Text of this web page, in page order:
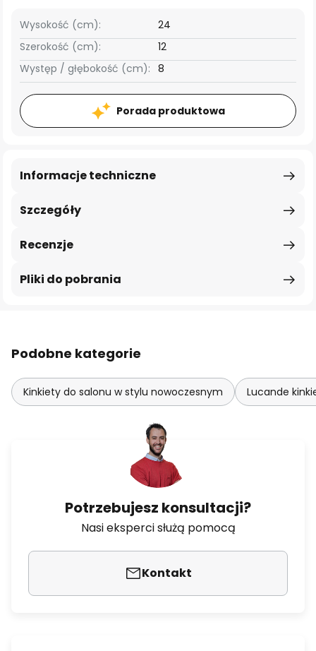
Szerokość (cm): 12
Wysokość (cm): 24
Występ / głębokość (cm): 8
Porada produktowa
Szczegóły
Informacje techniczne
Recenzje
Pliki do pobrania
Podobne kategorie
Kinkiety do salonu w stylu nowoczesnym Lucande
Potrzebujesz konsultacji?
Nasi eksperci służą pomocą
Kontakt